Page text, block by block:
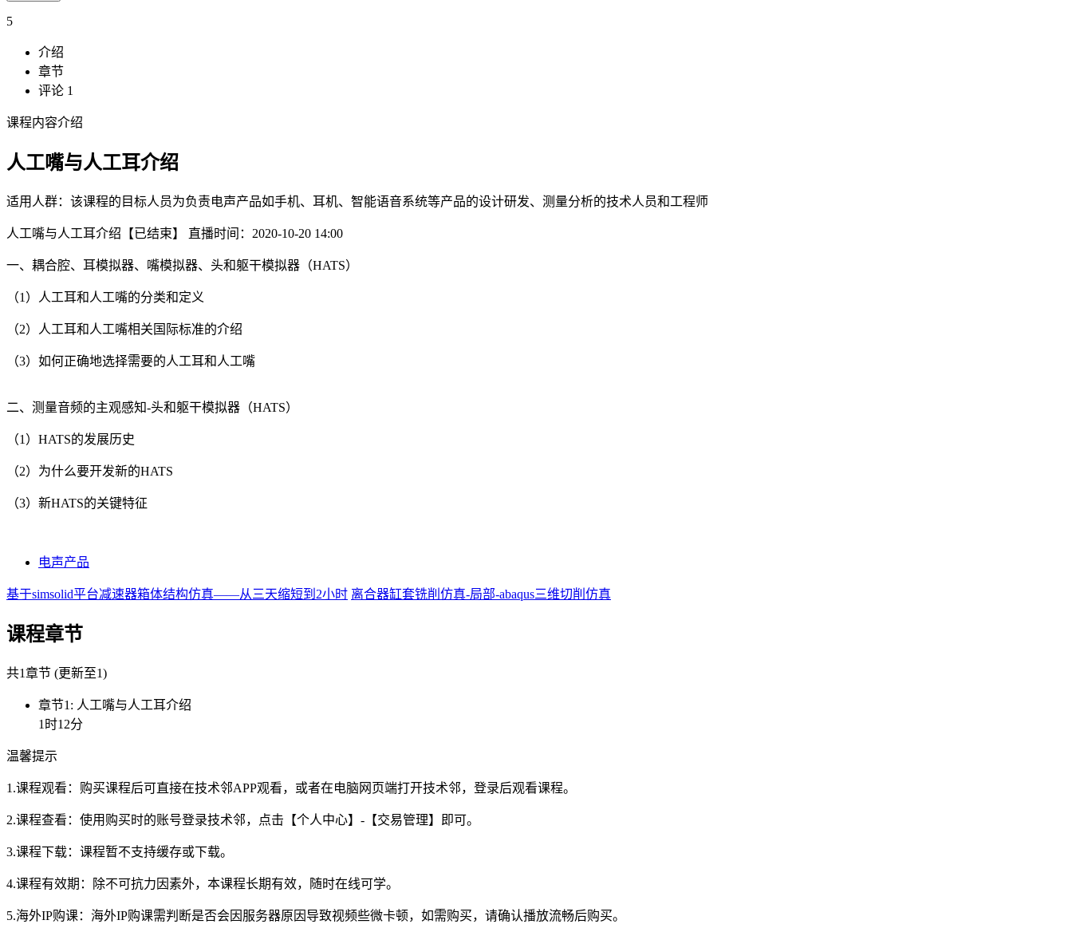
5
介绍
章节
评论 1
课程内容介绍
人工嘴与人工耳介绍
适用人群：该课程的目标人员为负责电声产品如手机、耳机、智能语音系统等产品的设计研发、测量分析的技术人员和工程师
人工嘴与人工耳介绍 【已结束】 直播时间：2020-10-20 14:00
一、耦合腔、耳模拟器、嘴模拟器、头和躯干模拟器（HATS）
（1）人工耳和人工嘴的分类和定义
（2）人工耳和人工嘴相关国际标准的介绍
（3）如何正确地选择需要的人工耳和人工嘴
二、测量音频的主观感知-头和躯干模拟器（HATS）
（1）HATS的发展历史
（2）为什么要开发新的HATS
（3）新HATS的关键特征
电声产品
基于simsolid平台减速器箱体结构仿真——从三天缩短到2小时 离合器缸套铣削仿真-局部-abaqus三维切削仿真
课程章节
共1章节 (更新至1)
章节1: 人工嘴与人工耳介绍
1时12分
温馨提示
1.课程观看：购买课程后可直接在技术邻APP观看，或者在电脑网页端打开技术邻，登录后观看课程。
2.课程查看：使用购买时的账号登录技术邻，点击【个人中心】-【交易管理】即可。
3.课程下载：课程暂不支持缓存或下载。
4.课程有效期：除不可抗力因素外，本课程长期有效，随时在线可学。
5.海外IP购课：海外IP购课需判断是否会因服务器原因导致视频些微卡顿，如需购买，请确认播放流畅后购买。